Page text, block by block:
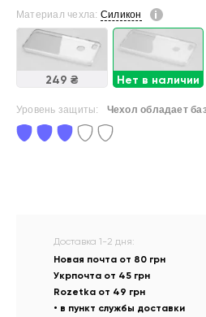
Материал чехла: Силикон
249 ₴ Нет в наличии
Уровень защиты: Чехол обладает
Доставка 1-2 дня:
Новая почта от 80 грн
Укрпочта от 45 грн
Rozetka от 49 грн
• в пункт службы доставки